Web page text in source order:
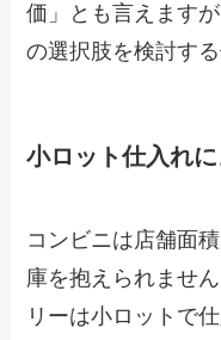
価」とも言えます
の選択肢を検討す
小ロット仕入れ
コンビニは店舗面
庫を抱えられませ
リーは小ロットで